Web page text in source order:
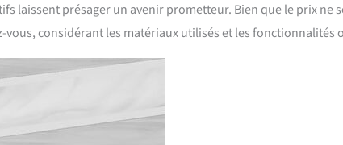
laissent présager un avenir prometteur. Bien que le prix ne
considérant les matériaux utilisés et les fonctionnalités